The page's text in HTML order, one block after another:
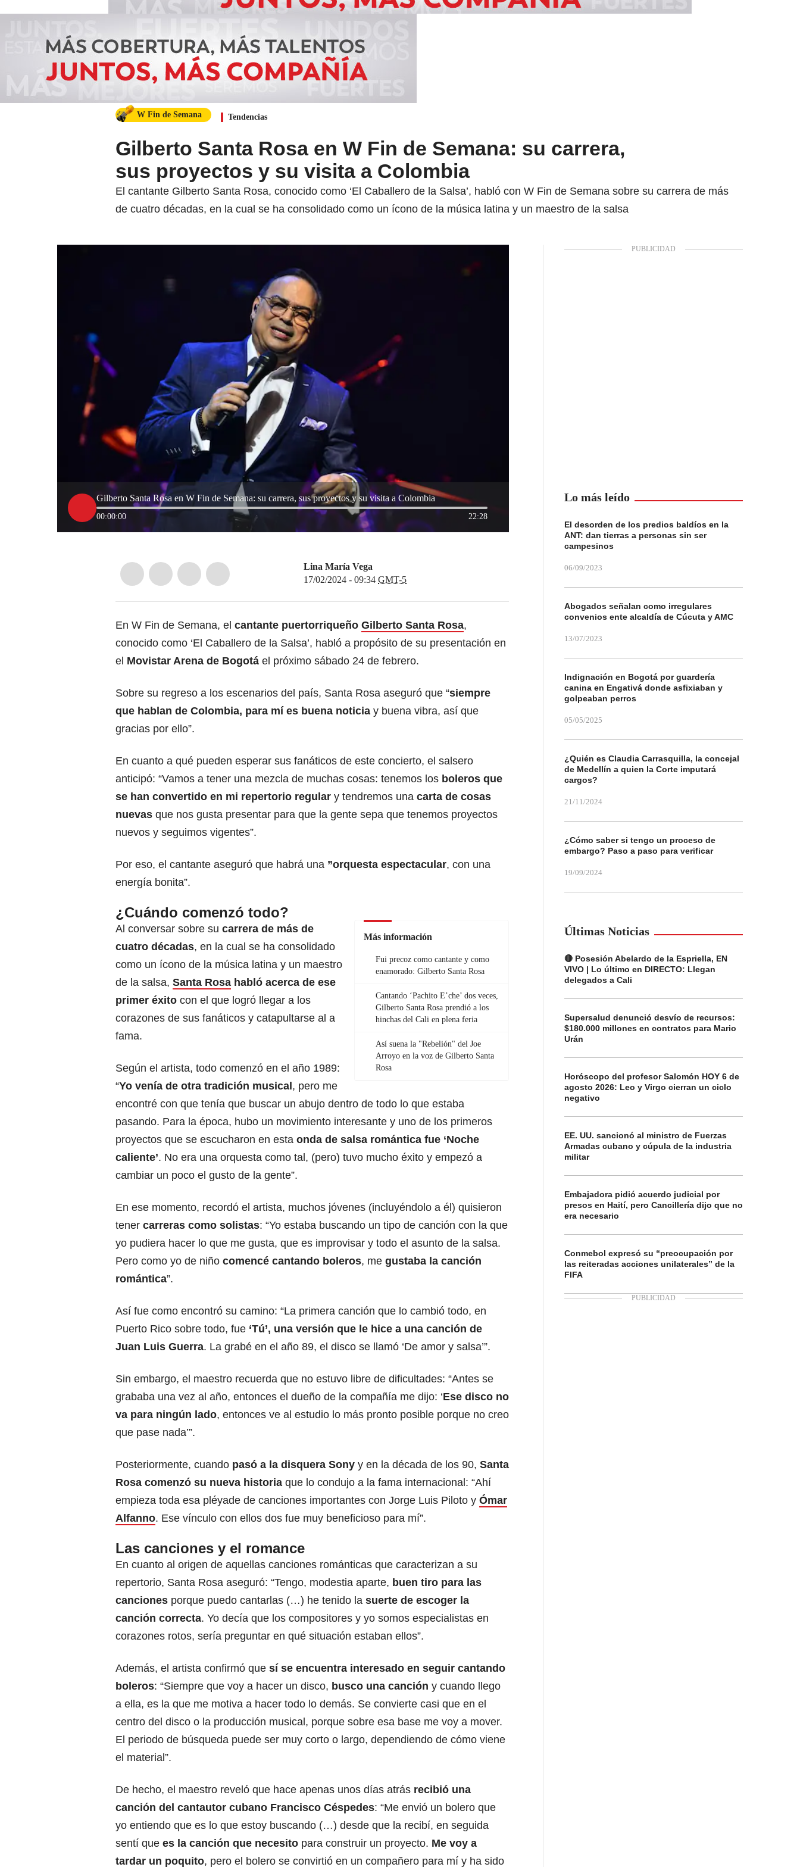
W Fin de Semana Tendencias
Gilberto Santa Rosa en W Fin de Semana: su carrera,
sus proyectos y su visita a Colombia
El cantante Gilberto Santa Rosa, conocido como ‘El Caballero de la Salsa’, habló con W Fin de Semana sobre su carrera de más
de cuatro décadas, en la cual se ha consolidado como un ícono de la música latina y un maestro de la salsa
Gilberto Santa Rosa en W Fin de Semana: su carrera, sus proyectos y su visita a Colombia
00:00:00 22:28
Lina María Vega
17/02/2024 - 09:34 GMT-5
En W Fin de Semana, el cantante puertorriqueño Gilberto Santa Rosa,
conocido como ‘El Caballero de la Salsa’, habló a propósito de su presentación en
el Movistar Arena de Bogotá el próximo sábado 24 de febrero.
Sobre su regreso a los escenarios del país, Santa Rosa aseguró que “siempre
que hablan de Colombia, para mí es buena noticia y buena vibra, así que
gracias por ello”.
En cuanto a qué pueden esperar sus fanáticos de este concierto, el salsero
anticipó: “Vamos a tener una mezcla de muchas cosas: tenemos los boleros que
se han convertido en mi repertorio regular y tendremos una carta de cosas
nuevas que nos gusta presentar para que la gente sepa que tenemos proyectos
nuevos y seguimos vigentes”.
Por eso, el cantante aseguró que habrá una ”orquesta espectacular, con una
energía bonita”.
¿Cuándo comenzó todo?
Más información
Fui precoz como cantante y como
enamorado: Gilberto Santa Rosa
Cantando ‘Pachito E’che’ dos veces,
Gilberto Santa Rosa prendió a los
hinchas del Cali en plena feria
Así suena la "Rebelión" del Joe
Arroyo en la voz de Gilberto Santa
Rosa
Al conversar sobre su carrera de más de
cuatro décadas, en la cual se ha consolidado
como un ícono de la música latina y un maestro
de la salsa, Santa Rosa habló acerca de ese
primer éxito con el que logró llegar a los
corazones de sus fanáticos y catapultarse al a
fama.
Según el artista, todo comenzó en el año 1989:
“Yo venía de otra tradición musical , pero me
encontré con que tenía que buscar un abujo dentro de todo lo que estaba
pasando. Para la época, hubo un movimiento interesante y uno de los primeros
proyectos que se escucharon en esta onda de salsa romántica fue ‘Noche
caliente’. No era una orquesta como tal, (pero) tuvo mucho éxito y empezó a
cambiar un poco el gusto de la gente”.
En ese momento, recordó el artista, muchos jóvenes (incluyéndolo a él) quisieron
tener carreras como solistas: “Yo estaba buscando un tipo de canción con la que
yo pudiera hacer lo que me gusta, que es improvisar y todo el asunto de la salsa.
Pero como yo de niño comencé cantando boleros, me gustaba la canción
romántica”.
Así fue como encontró su camino: “La primera canción que lo cambió todo, en
Puerto Rico sobre todo, fue ‘Tú’, una versión que le hice a una canción de
Juan Luis Guerra. La grabé en el año 89, el disco se llamó ‘De amor y salsa’”.
Sin embargo, el maestro recuerda que no estuvo libre de dificultades: “Antes se
grababa una vez al año, entonces el dueño de la compañía me dijo: ‘Ese disco no
va para ningún lado, entonces ve al estudio lo más pronto posible porque no creo
que pase nada’”.
Posteriormente, cuando pasó a la disquera Sony y en la década de los 90, Santa
Rosa comenzó su nueva historia que lo condujo a la fama internacional: “Ahí
empieza toda esa pléyade de canciones importantes con Jorge Luis Piloto y Ómar
Alfanno. Ese vínculo con ellos dos fue muy beneficioso para mí”.
Las canciones y el romance
En cuanto al origen de aquellas canciones románticas que caracterizan a su
repertorio, Santa Rosa aseguró: “Tengo, modestia aparte, buen tiro para las
canciones porque puedo cantarlas (…) he tenido la suerte de escoger la
canción correcta. Yo decía que los compositores y yo somos especialistas en
corazones rotos, sería preguntar en qué situación estaban ellos”.
Además, el artista confirmó que sí se encuentra interesado en seguir cantando
boleros: “Siempre que voy a hacer un disco, busco una canción y cuando llego
a ella, es la que me motiva a hacer todo lo demás. Se convierte casi que en el
centro del disco o la producción musical, porque sobre esa base me voy a mover.
El periodo de búsqueda puede ser muy corto o largo, dependiendo de cómo viene
el material”.
De hecho, el maestro reveló que hace apenas unos días atrás recibió una
canción del cantautor cubano Francisco Céspedes: “Me envió un bolero que
yo entiendo que es lo que estoy buscando (…) desde que la recibí, en seguida
sentí que es la canción que necesito para construir un proyecto. Me voy a
tardar un poquito, pero el bolero se convirtió en un compañero para mí y ha sido
Lo más leído
El desorden de los predios baldíos en la
ANT: dan tierras a personas sin ser
campesinos
06/09/2023
Abogados señalan como irregulares
convenios ente alcaldía de Cúcuta y AMC
13/07/2023
Indignación en Bogotá por guardería
canina en Engativá donde asfixiaban y
golpeaban perros
05/05/2025
¿Quién es Claudia Carrasquilla, la concejal
de Medellín a quien la Corte imputará
cargos?
21/11/2024
¿Cómo saber si tengo un proceso de
embargo? Paso a paso para verificar
19/09/2024
Últimas Noticias
🔴 Posesión Abelardo de la Espriella, EN
VIVO | Lo último en DIRECTO: Llegan
delegados a Cali
Supersalud denunció desvío de recursos:
$180.000 millones en contratos para Mario
Urán
Horóscopo del profesor Salomón HOY 6 de
agosto 2026: Leo y Virgo cierran un ciclo
negativo
EE. UU. sancionó al ministro de Fuerzas
Armadas cubano y cúpula de la industria
militar
Embajadora pidió acuerdo judicial por
presos en Haití, pero Cancillería dijo que no
era necesario
Conmebol expresó su “preocupación por
las reiteradas acciones unilaterales” de la
FIFA